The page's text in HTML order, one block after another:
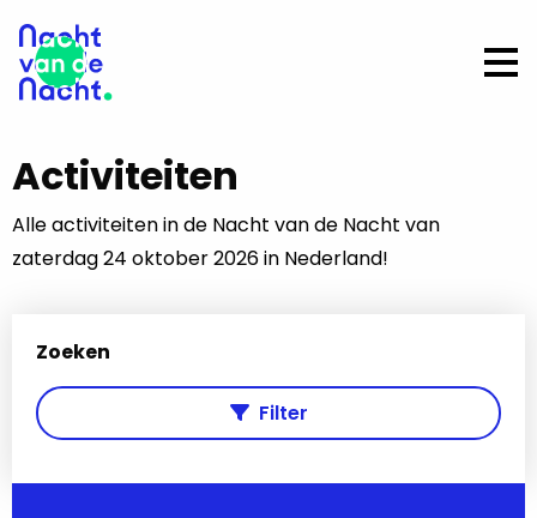
Activiteiten
Alle activiteiten in de Nacht van de Nacht van
zaterdag 24 oktober 2026 in Nederland!
Zoeken
Filter